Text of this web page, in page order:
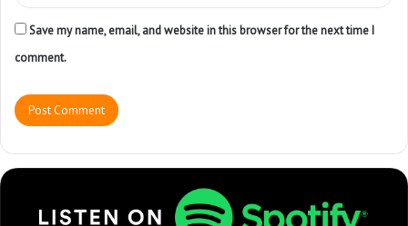
Save my name, email, and website in this browser for the next time I
comment.